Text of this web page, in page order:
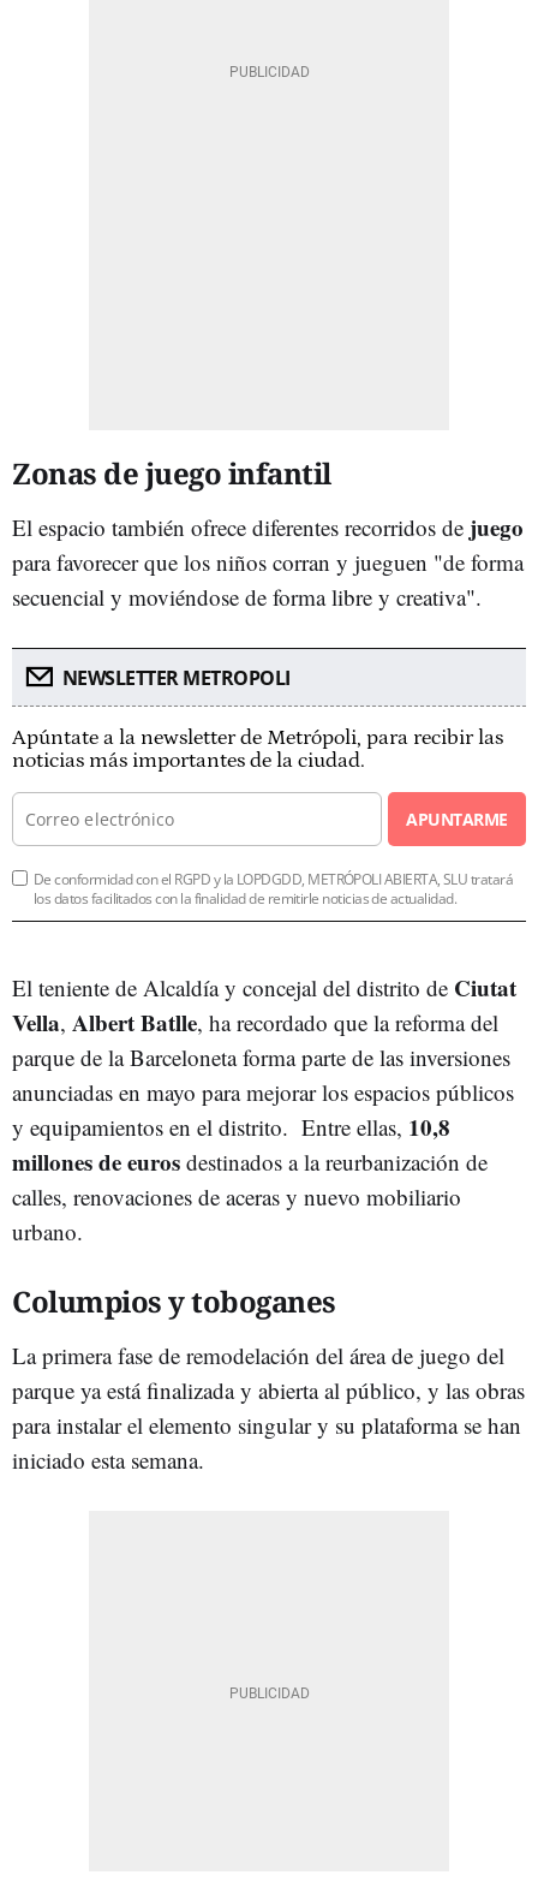
Zonas de juego infantil
El espacio también ofrece diferentes recorridos de juego
para favorecer que los niños corran y jueguen "de forma
secuencial y moviéndose de forma libre y creativa".
NEWSLETTER METROPOLI
Apúntate a la newsletter de Metrópoli, para recibir las
noticias más importantes de la ciudad.
APUNTARME
De conformidad con el RGPD y la LOPDGDD, METRÓPOLI ABIERTA, SLU tratará
los datos facilitados con la finalidad de remitirle noticias de actualidad.
El teniente de Alcaldía y concejal del distrito de Ciutat
Vella, Albert Batlle, ha recordado que la reforma del
parque de la Barceloneta forma parte de las inversiones
anunciadas en mayo para mejorar los espacios públicos
y equipamientos en el distrito. Entre ellas, 10,8
millones de euros destinados a la reurbanización de
calles, renovaciones de aceras y nuevo mobiliario
urbano.
Columpios y toboganes
La primera fase de remodelación del área de juego del
parque ya está finalizada y abierta al público, y las obras
para instalar el elemento singular y su plataforma se han
iniciado esta semana.